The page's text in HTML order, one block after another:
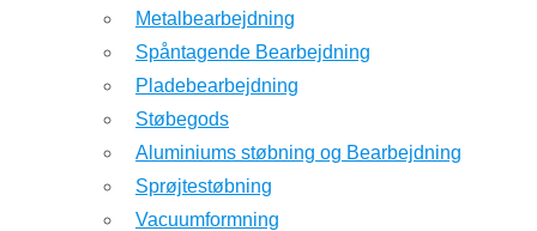
Metalbearbejdning
Spåntagende Bearbejdning
Pladebearbejdning
Støbegods
Aluminiums støbning og Bearbejdning
Sprøjtestøbning
Vacuumformning